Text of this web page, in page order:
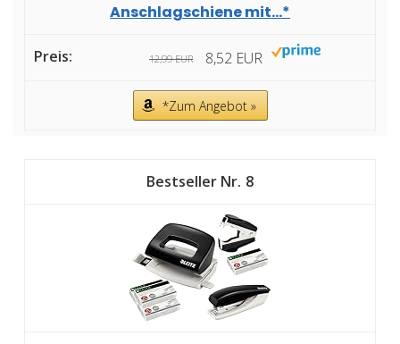
Anschlagschiene mit...*
12,99 EUR 8,52 EUR
*Zum Angebot »
8